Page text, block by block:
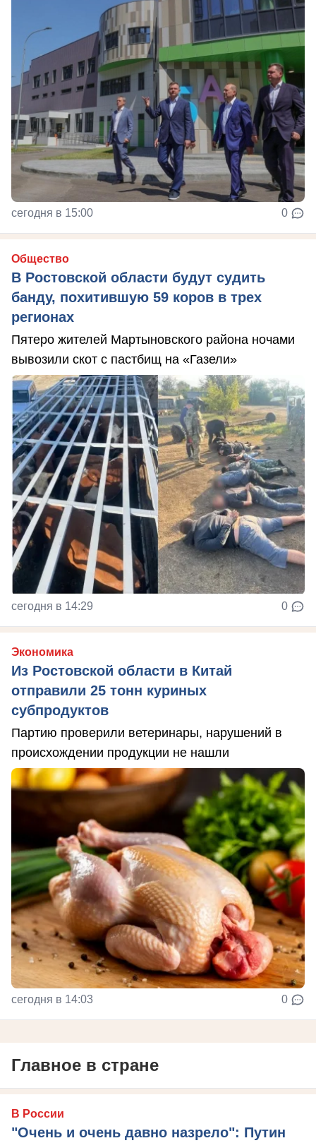
сегодня в 15:00 0
Общество
В Ростовской области будут судить
банду, похитившую 59 коров в трех
регионах
Пятеро жителей Мартыновского района ночами
вывозили скот с пастбищ на «Газели»
сегодня в 14:29 0
Экономика
Из Ростовской области в Китай
отправили 25 тонн куриных
субпродуктов
Партию проверили ветеринары, нарушений в
происхождении продукции не нашли
сегодня в 14:03 0
Главное в стране
В России
"Очень и очень давно назрело": Путин